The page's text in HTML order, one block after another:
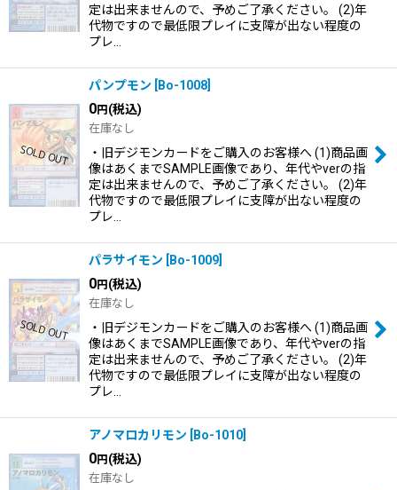
定は出来ませんので、予めご了承ください。 (2)年
代物ですので最低限プレイに支障が出ない程度の
プレ…
パンプモン Bo-1008
0円(税込)
在庫なし
・旧デジモンカードをご購入のお客様へ (1)商品画
像はあくまでSAMPLE画像であり、年代やverの指
定は出来ませんので、予めご了承ください。 (2)年
代物ですので最低限プレイに支障が出ない程度の
プレ…
パラサイモン Bo-1009
0円(税込)
在庫なし
・旧デジモンカードをご購入のお客様へ (1)商品画
像はあくまでSAMPLE画像であり、年代やverの指
定は出来ませんので、予めご了承ください。 (2)年
代物ですので最低限プレイに支障が出ない程度の
プレ…
アノマロカリモン Bo-1010
0円(税込)
在庫なし